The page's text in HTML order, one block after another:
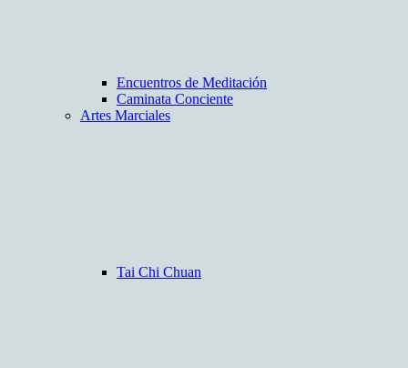
Encuentros de Meditación
Caminata Conciente
Artes Marciales
Tai Chi Chuan